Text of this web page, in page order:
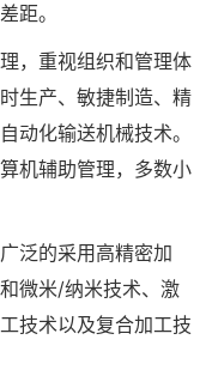
距。
，重视组织和管理体
生产、敏捷制造、精
动化输送机械技术。
机辅助管理，多数小
泛的采用高精密加
微米/纳米技术、激
技术以及复合加工技